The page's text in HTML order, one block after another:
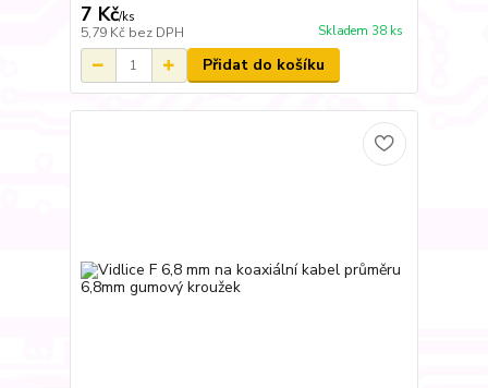
7 Kč/ks
5,79 Kč bez DPH Skladem 38 ks
Přidat do košíku